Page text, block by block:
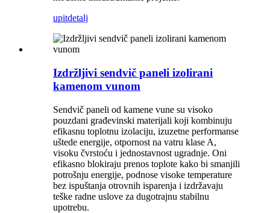
upitdetalj
Izdržljivi sendvič paneli izolirani
kamenom vunom
Sendvič paneli od kamene vune su visoko
pouzdani građevinski materijali koji kombinuju
efikasnu toplotnu izolaciju, izuzetne performanse
uštede energije, otpornost na vatru klase A,
visoku čvrstoću i jednostavnost ugradnje. Oni
efikasno blokiraju prenos toplote kako bi smanjili
potrošnju energije, podnose visoke temperature
bez ispuštanja otrovnih isparenja i izdržavaju
teške radne uslove za dugotrajnu stabilnu
upotrebu.